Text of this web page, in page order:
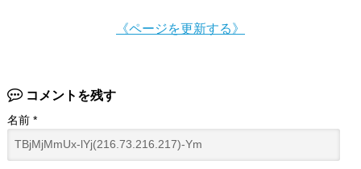
《ページを更新する》
コメントを残す
名前 *